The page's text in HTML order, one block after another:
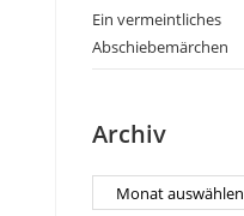
Ein vermeintliches
Abschiebemärchen
Archiv
Archiv